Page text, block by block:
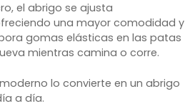
el abrigo se ajusta
una mayor comodidad y
gomas elásticas en las patas
mientras camina o corre.
lo convierte en un abrigo
a día.